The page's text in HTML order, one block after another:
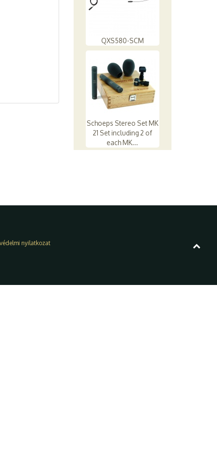
QXS580-SCM
Schoeps Stereo Set MK
21 Set including 2 of
each MK...
nyilatkozat